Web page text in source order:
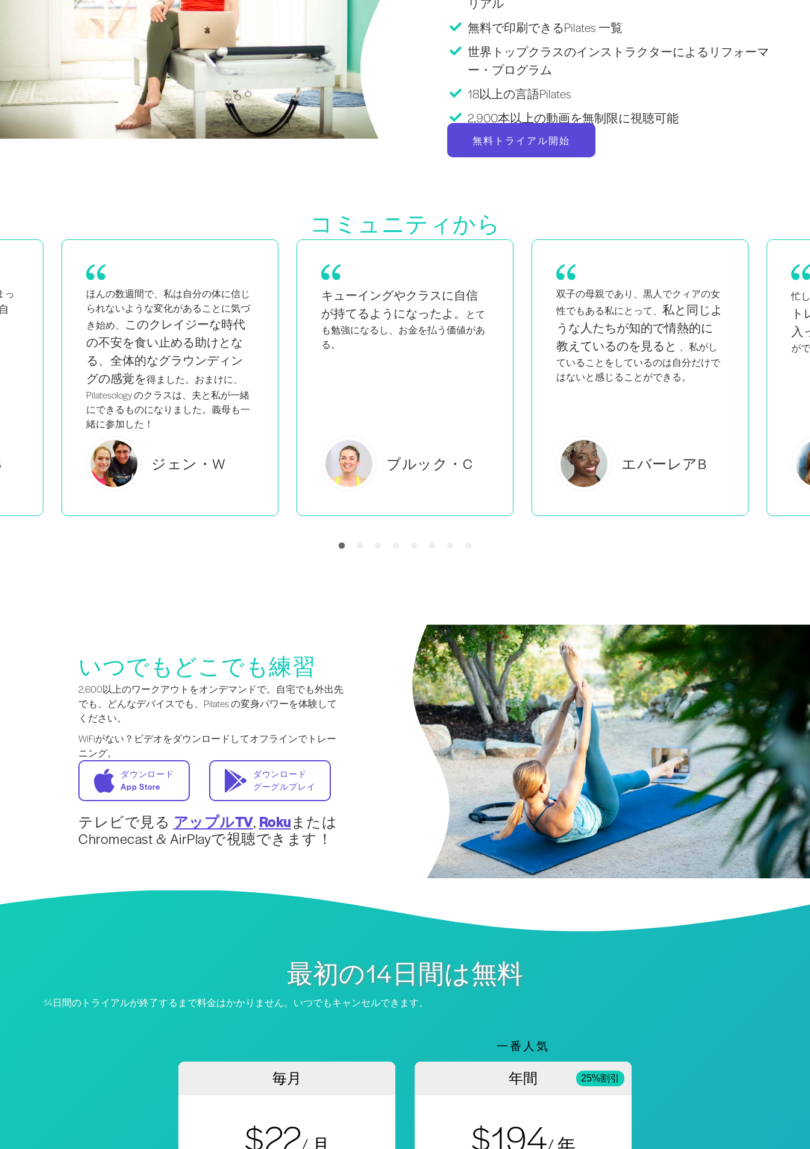
リアル
無料で印刷できるPilates 一覧
世界トップクラスのインストラクターによるリフォーマ
ー・プログラム
18以上の言語Pilates
2,900本以上の動画を無制限に視聴可能
無料トライアル開始
コミュニティから
じ
キューイングやクラスに自信
が持てるようになったよ。とて
も勉強になるし、お金を払う価値があ
る。
ブルック・C
双子の母親であり、黒人でクィアの女
性でもある私にとって、私と同じよ
うな人たちが知的で情熱的に
教えているのを見ると
エバーレアB
忙しい母親として、 自宅で簡単に
トレーニングできるのが気に
入っています。毎日通い続けること
ができる！
エステル・S
り
具
いつでもどこでも練習
2,600以上のワークアウトをオンデマンドで。自宅でも外出先
でも、どんなデバイスでも、Pilates の変身パワーを体験して
ください。
WiFiがない？ビデオをダウンロードしてオフラインでトレー
ニング。
ダウンロード
App Store
ダウンロード
グーグルプレイ
テレビで見る アップルTV, Rokuまたは
Chromecast & AirPlayで視聴できます！
最初の14日間は無料
14日間のトライアルが終了するまで料金はかかりません。いつでもキャンセルできます。
毎月
$22
一番人気
年間 25%割引
$194